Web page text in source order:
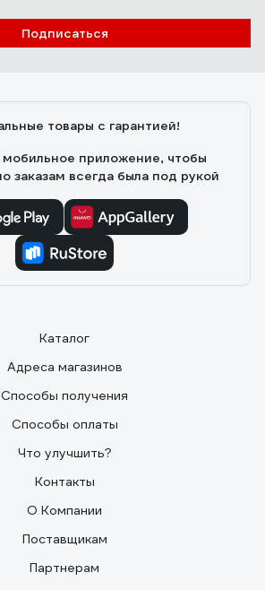
Подписаться
товары с гарантией!
мобильное приложение, чтобы
заказам всегда была под рукой
Каталог
Адреса магазинов
Способы получения
Способы оплаты
Что улучшить?
Контакты
О Компании
Поставщикам
Партнерам